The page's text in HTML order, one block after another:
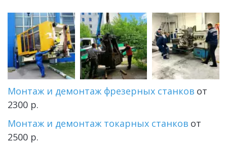
Монтаж и демонтаж фрезерных станков от
2300 р.
Монтаж и демонтаж токарных станков от
2500 р.